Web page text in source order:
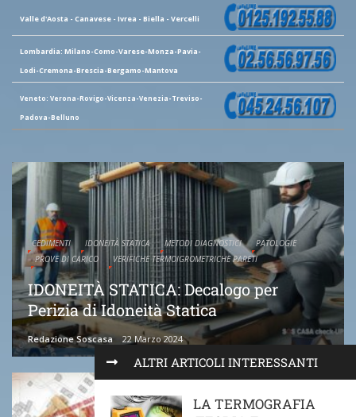
ALTRI ARTICOLI INTERESSANTI
LA TERMOGRAFIA
Valle d'Aosta - Canavese - Ivrea - Biella - Vercelli
Lombardia: Milano-Como-Varese-Monza-Pavia-
Lodi-Cremona-Brescia-Bergamo-Mantova
Veneto: Verona-Rovigo-Vicenza-Venezia-Treviso-
Padova-Belluno
CEDIMENTI IDONEITÀ STATICA METODI DIAGNOSTICI
PATOLOGIE
PROVE DI CARICO
VERIFICHE TERMOIGROMETRICHE PARETI
IDONEITÀ STATICA: Decalogo per
Perizia di Idoneità Statica
Redazione Soscasa 22 Marzo 2024